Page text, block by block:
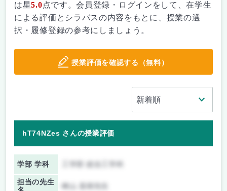
は星5.0点です。会員登録・ログインをして、在学生
による評価とシラバスの内容をもとに、授業の選
択・履修登録の参考にしましょう。
授業評価を確認する（無料）
hT74NZes さんの授業評価
学部 学科
担当の先生
崎山 直樹先生